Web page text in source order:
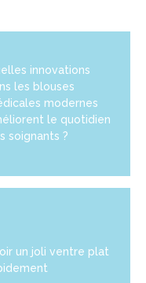
innovations
les blouses
modernes
le quotidien
soignants ?
un joli ventre plat